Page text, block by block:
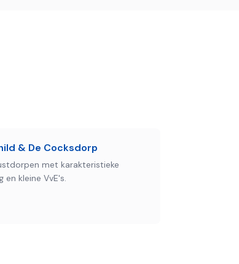
& De Cocksdorp
met karakteristieke
en kleine VvE's.